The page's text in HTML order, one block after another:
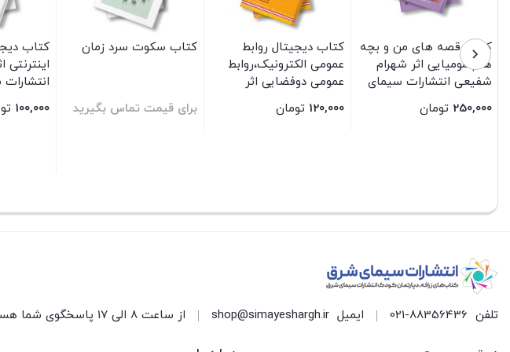
کتاب قصه های من و بچه
هام مومیایی اثر شهرام
شفیعی انتشارات سیمای
250,000 تومان
کتاب دیجیتال روابط
عمومی الکترونیک،روابط
عمومی دوفضایی اثر
سیمای شرق
120,000 تومان
کتاب سکوت سرد زمان
برای قیمت تماس بگیرید
کتاب
اینترنتی
100,000
تلفن 021-88356436 ایمیل shop@simayeshargh.ir از ساعت 8 الی 17 پاسخگوی شما هستیم.